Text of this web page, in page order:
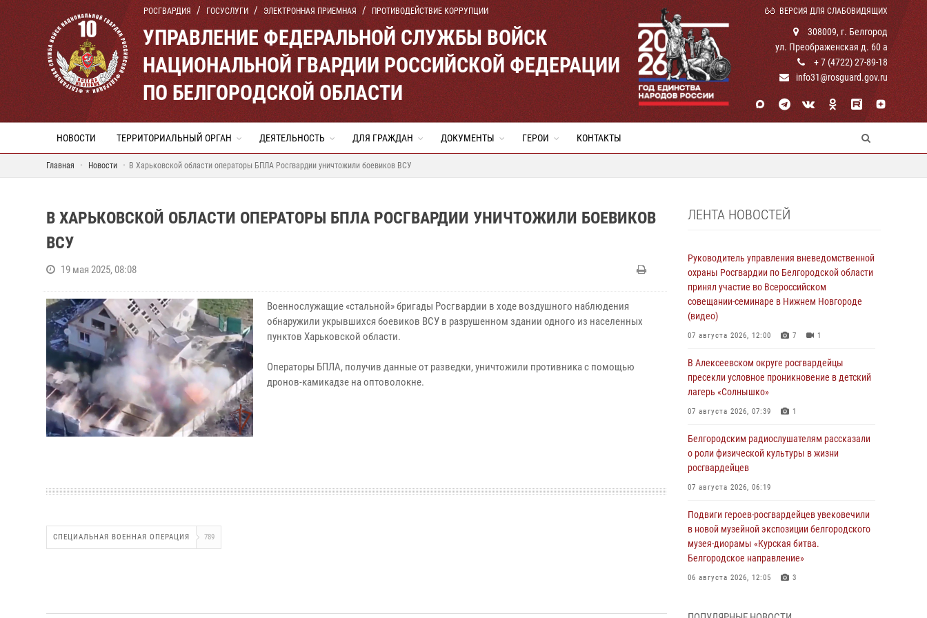
РОСГВАРДИЯ ГОСУСЛУГИ ЭЛЕКТРОННАЯ ПРИЕМНАЯ ПРОТИВОДЕЙСТВИЕ КОРРУПЦИИ ВЕРСИЯ ДЛЯ СЛАБОВИДЯЩИХ
УПРАВЛЕНИЕ ФЕДЕРАЛЬНОЙ СЛУЖБЫ ВОЙСК
НАЦИОНАЛЬНОЙ ГВАРДИИ РОССИЙСКОЙ ФЕДЕРАЦИИ
ПО БЕЛГОРОДСКОЙ ОБЛАСТИ
308009, г. Белгород
ул. Преображенская д. 60 а
+ 7 (4722) 27-89-18
info31@rosguard.gov.ru
НОВОСТИ ТЕРРИТОРИАЛЬНЫЙ ОРГАН ДЕЯТЕЛЬНОСТЬ ДЛЯ ГРАЖДАН ДОКУМЕНТЫ ГЕРОИ КОНТАКТЫ
Главная Новости В Харьковской области операторы БПЛА Росгвардии уничтожили боевиков ВСУ
В ХАРЬКОВСКОЙ ОБЛАСТИ ОПЕРАТОРЫ БПЛА РОСГВАРДИИ УНИЧТОЖИЛИ БОЕВИКОВ
ВСУ
19 мая 2025, 08:08
Военнослужащие «стальной» бригады Росгвардии в ходе воздушного наблюдения
обнаружили укрывшихся боевиков ВСУ в разрушенном здании одного из населенных
пунктов Харьковской области.
Операторы БПЛА, получив данные от разведки, уничтожили противника с помощью
дронов-камикадзе на оптоволокне.
СПЕЦИАЛЬНАЯ ВОЕННАЯ ОПЕРАЦИЯ 789
ЛЕНТА НОВОСТЕЙ
Руководитель управления вневедомственной
охраны Росгвардии по Белгородской области
принял участие во Всероссийском
совещании-семинаре в Нижнем Новгороде
(видео)
07 августа 2026, 12:00 7 1
В Алексеевском округе росгвардейцы
пресекли условное проникновение в детский
лагерь «Солнышко»
07 августа 2026, 07:39 1
Белгородским радиослушателям рассказали
о роли физической культуры в жизни
росгвардейцев
07 августа 2026, 06:19
Подвиги героев‑росгвардейцев увековечили
в новой музейной экспозиции белгородского
музея‑диорамы «Курская битва.
Белгородское направление»
06 августа 2026, 12:05 3